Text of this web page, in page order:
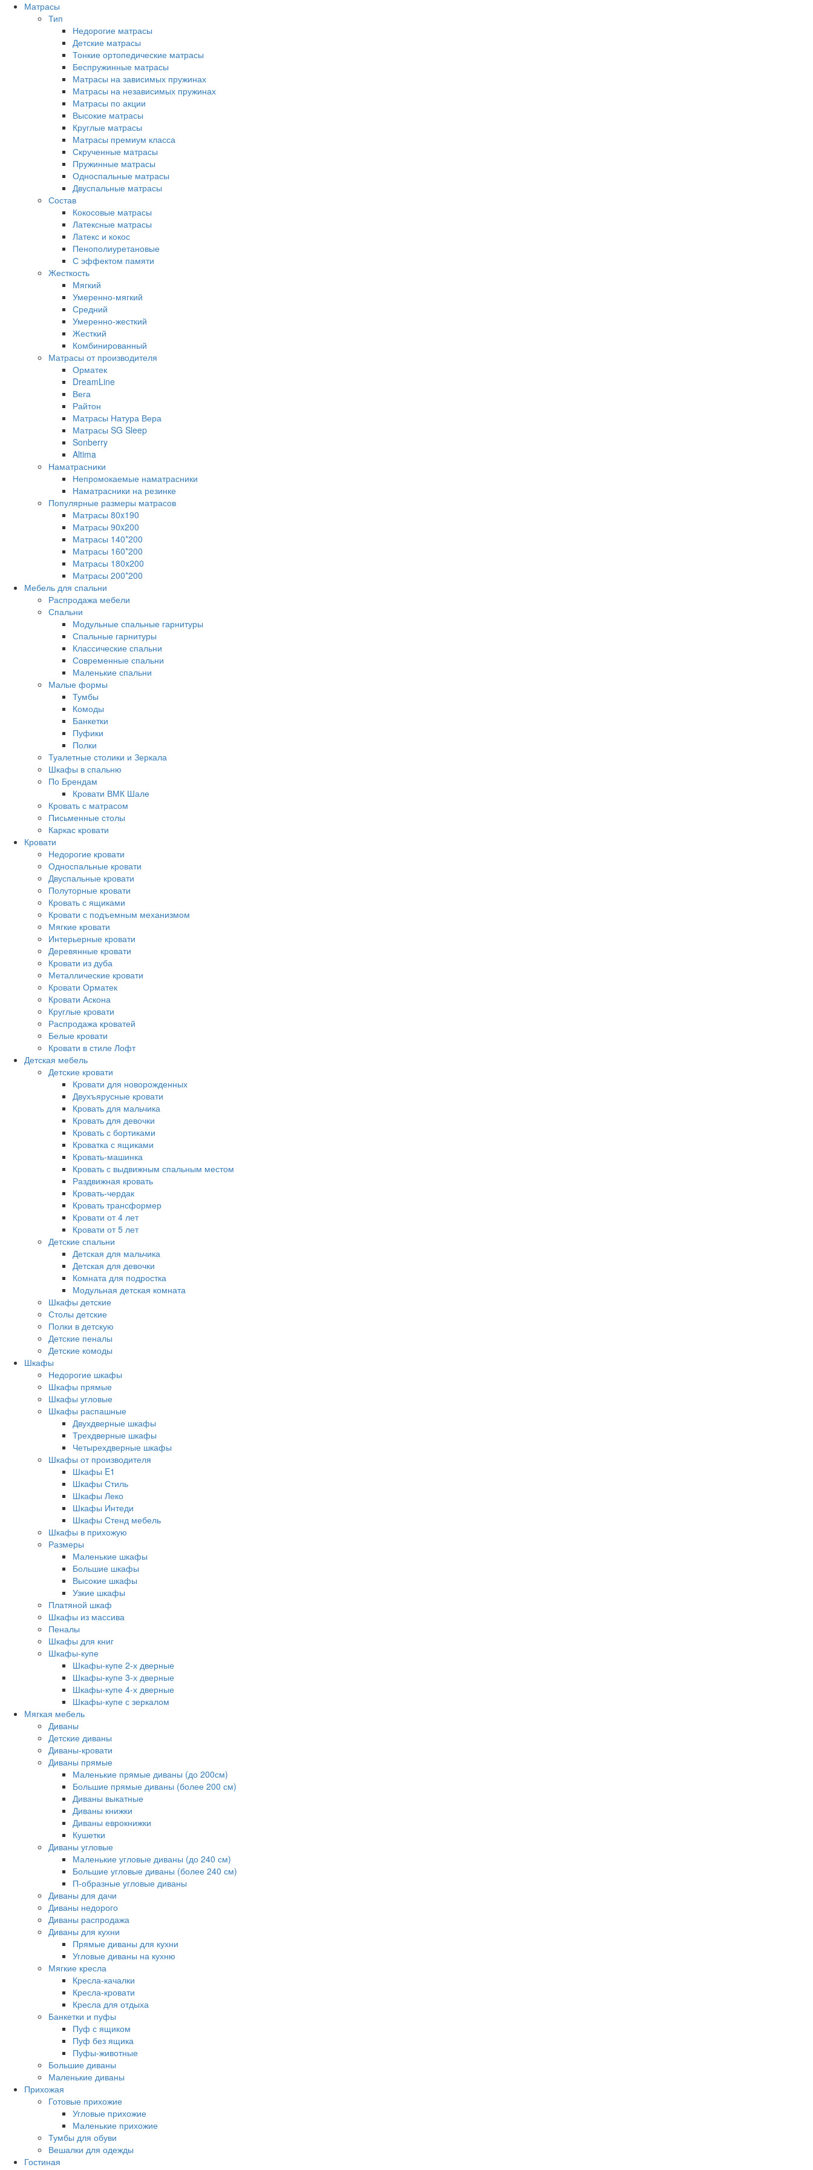
Матрасы
Тип
Недорогие матрасы
Детские матрасы
Тонкие ортопедические матрасы
Беспружинные матрасы
Матрасы на зависимых пружинах
Матрасы на независимых пружинах
Матрасы по акции
Высокие матрасы
Круглые матрасы
Матрасы премиум класса
Скрученные матрасы
Пружинные матрасы
Односпальные матрасы
Двуспальные матрасы
Состав
Кокосовые матрасы
Латексные матрасы
Латекс и кокос
Пенополиуретановые
С эффектом памяти
Жесткость
Мягкий
Умеренно-мягкий
Средний
Умеренно-жесткий
Жесткий
Комбинированный
Матрасы от производителя
Орматек
DreamLine
Вега
Райтон
Матрасы Натура Вера
Матрасы SG Sleep
Sonberry
Altima
Наматрасники
Непромокаемые наматрасники
Наматрасники на резинке
Популярные размеры матрасов
Матрасы 80x190
Матрасы 90x200
Матрасы 140*200
Матрасы 160*200
Матрасы 180x200
Матрасы 200*200
Мебель для спальни
Распродажа мебели
Спальни
Модульные спальные гарнитуры
Спальные гарнитуры
Классические спальни
Современные спальни
Маленькие спальни
Малые формы
Тумбы
Комоды
Банкетки
Пуфики
Полки
Туалетные столики и Зеркала
Шкафы в спальню
По Брендам
Кровати ВМК Шале
Кровать с матрасом
Письменные столы
Каркас кровати
Кровати
Недорогие кровати
Односпальные кровати
Двуспальные кровати
Полуторные кровати
Кровать с ящиками
Кровати с подъемным механизмом
Мягкие кровати
Интерьерные кровати
Деревянные кровати
Кровати из дуба
Металлические кровати
Кровати Орматек
Кровати Аскона
Круглые кровати
Распродажа кроватей
Белые кровати
Кровати в стиле Лофт
Детская мебель
Детские кровати
Кровати для новорожденных
Двухъярусные кровати
Кровать для мальчика
Кровать для девочки
Кровать с бортиками
Кроватка с ящиками
Кровать-машинка
Кровать с выдвижным спальным местом
Раздвижная кровать
Кровать-чердак
Кровать трансформер
Кровати от 4 лет
Кровати от 5 лет
Детские спальни
Детская для мальчика
Детская для девочки
Комната для подростка
Модульная детская комната
Шкафы детские
Столы детские
Полки в детскую
Детские пеналы
Детские комоды
Шкафы
Недорогие шкафы
Шкафы прямые
Шкафы угловые
Шкафы распашные
Двухдверные шкафы
Трехдверные шкафы
Четырехдверные шкафы
Шкафы от производителя
Шкафы E1
Шкафы Стиль
Шкафы Леко
Шкафы Интеди
Шкафы Стенд мебель
Шкафы в прихожую
Размеры
Маленькие шкафы
Большие шкафы
Высокие шкафы
Узкие шкафы
Платяной шкаф
Шкафы из массива
Пеналы
Шкафы для книг
Шкафы-купе
Шкафы-купе 2-х дверные
Шкафы-купе 3-х дверные
Шкафы-купе 4-х дверные
Шкафы-купе с зеркалом
Мягкая мебель
Диваны
Детские диваны
Диваны-кровати
Диваны прямые
Маленькие прямые диваны (до 200см)
Большие прямые диваны (более 200 см)
Диваны выкатные
Диваны книжки
Диваны еврокнижки
Кушетки
Диваны угловые
Маленькие угловые диваны (до 240 см)
Большие угловые диваны (более 240 см)
П-образные угловые диваны
Диваны для дачи
Диваны недорого
Диваны распродажа
Диваны для кухни
Прямые диваны для кухни
Угловые диваны на кухню
Мягкие кресла
Кресла-качалки
Кресла-кровати
Кресла для отдыха
Банкетки и пуфы
Пуф с ящиком
Пуф без ящика
Пуфы-животные
Большие диваны
Маленькие диваны
Прихожая
Готовые прихожие
Угловые прихожие
Маленькие прихожие
Тумбы для обуви
Вешалки для одежды
Гостиная